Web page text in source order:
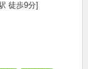
徒歩9分]